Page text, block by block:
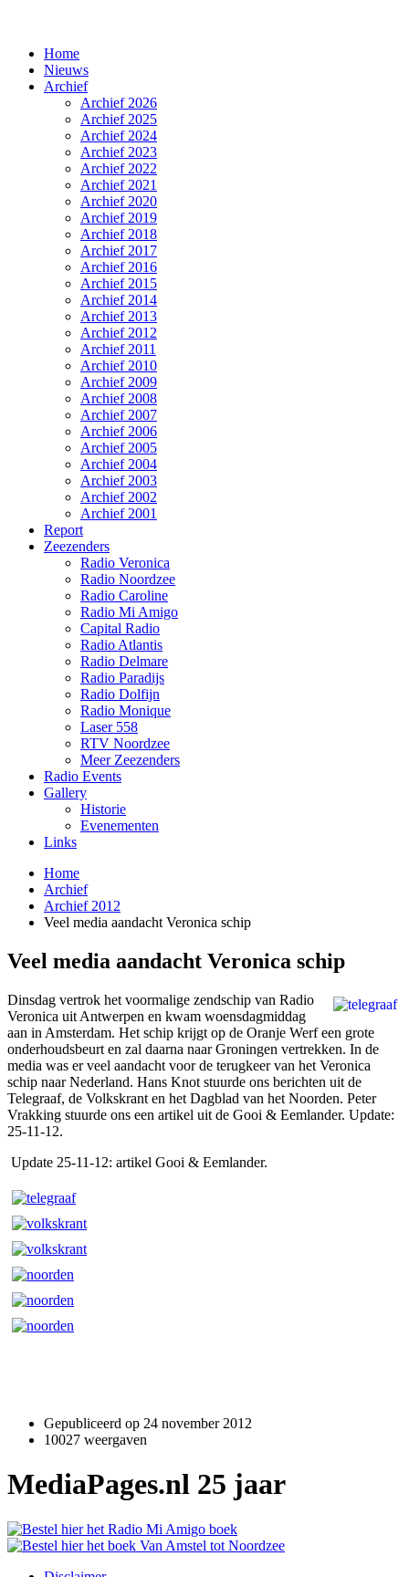
Home
Nieuws
Archief
Archief 2026
Archief 2025
Archief 2024
Archief 2023
Archief 2022
Archief 2021
Archief 2020
Archief 2019
Archief 2018
Archief 2017
Archief 2016
Archief 2015
Archief 2014
Archief 2013
Archief 2012
Archief 2011
Archief 2010
Archief 2009
Archief 2008
Archief 2007
Archief 2006
Archief 2005
Archief 2004
Archief 2003
Archief 2002
Archief 2001
Report
Zeezenders
Radio Veronica
Radio Noordzee
Radio Caroline
Radio Mi Amigo
Capital Radio
Radio Atlantis
Radio Delmare
Radio Paradijs
Radio Dolfijn
Radio Monique
Laser 558
RTV Noordzee
Meer Zeezenders
Radio Events
Gallery
Historie
Evenementen
Links
Home
Archief
Archief 2012
Veel media aandacht Veronica schip
Veel media aandacht Veronica schip
Dinsdag vertrok het voormalige zendschip van Radio
Veronica uit Antwerpen en kwam woensdagmiddag
aan in Amsterdam. Het schip krijgt op de Oranje Werf een grote
onderhoudsbeurt en zal daarna naar Groningen vertrekken. In de
media was er veel aandacht voor de terugkeer van het Veronica
schip naar Nederland. Hans Knot stuurde ons berichten uit de
Telegraaf, de Volkskrant en het Dagblad van het Noorden. Peter
Vrakking stuurde ons een artikel uit de Gooi & Eemlander. Update:
25-11-12.
Update 25-11-12: artikel Gooi & Eemlander.
Gepubliceerd op 24 november 2012
10027 weergaven
MediaPages.nl 25 jaar